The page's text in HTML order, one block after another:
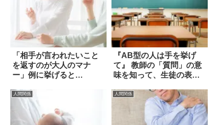
「相手が言われたいこと
を返すのが大人のマナ
ー」例に挙げると…
『AB型の人は手を挙げ
て』 教師の「質問」の意
味を知って、生徒の表情
人間関係 人間関係